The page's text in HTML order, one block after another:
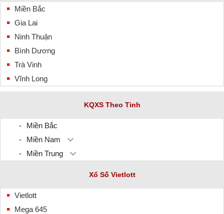
Miền Bắc
Gia Lai
Ninh Thuận
Bình Dương
Trà Vinh
Vĩnh Long
KQXS Theo Tỉnh
Miền Bắc
Miền Nam
Miền Trung
Xổ Số Vietlott
Vietlott
Mega 645